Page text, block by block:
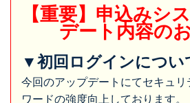
【重要】申込みシ
デート内容の
▼初回ログインについ
今回のアップデートにてセキュ
ワードの強度向上しております。